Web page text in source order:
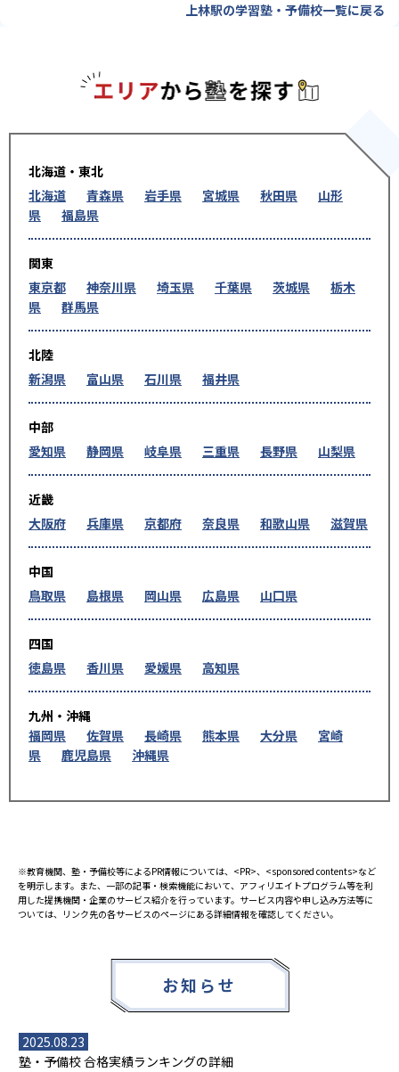
上林駅の学習塾・予備校一覧に戻る
北海道・東北
北海道
青森県 岩手県 宮城県 秋田県
山形
県
福島県
関東
東京都
神奈川県 埼玉県 千葉県 茨城県
栃木
県
群馬県
北陸
新潟県
富山県 石川県 福井県
中部
愛知県
静岡県 岐阜県 三重県 長野県 山梨県
近畿
大阪府
兵庫県 京都府 奈良県 和歌山県 滋賀県
中国
鳥取県
島根県 岡山県 広島県 山口県
四国
徳島県
香川県 愛媛県 高知県
九州・沖縄
福岡県
佐賀県 長崎県 熊本県 大分県
宮崎
県
鹿児島県 沖縄県
※教育機関、塾・予備校等によるPR情報については、<PR>、<sponsored contents>など
を明示します。また、一部の記事・検索機能において、アフィリエイトプログラム等を利
用した提携機関・企業のサービス紹介を行っています。サービス内容や申し込み方法等に
ついては、リンク先の各サービスのページにある詳細情報を確認してください。
お知らせ
2025.08.23
塾・予備校 合格実績ランキングの詳細